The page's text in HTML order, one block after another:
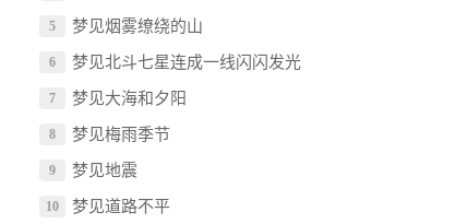
5 梦见烟雾缭绕的山
6 梦见北斗七星连成一线闪闪发光
7 梦见大海和夕阳
8 梦见梅雨季节
9 梦见地震
10 梦见道路不平